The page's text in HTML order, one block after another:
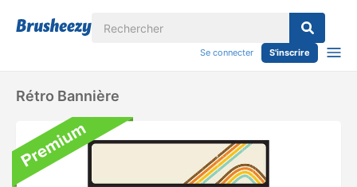
Se connecter S'inscrire
Rétro Bannière